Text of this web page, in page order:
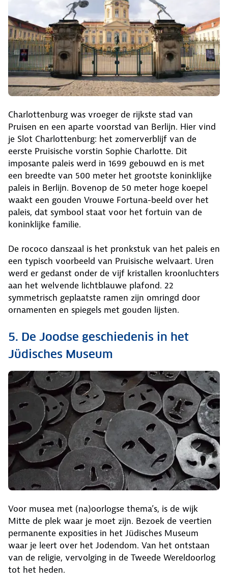
Charlottenburg was vroeger de rijkste stad van
Pruisen en een aparte voorstad van Berlijn. Hier vind
je Slot Charlottenburg: het zomerverblijf van de
eerste Pruisische vorstin Sophie Charlotte. Dit
imposante paleis werd in 1699 gebouwd en is met
een breedte van 500 meter het grootste koninklijke
paleis in Berlijn. Bovenop de 50 meter hoge koepel
waakt een gouden Vrouwe Fortuna-beeld over het
paleis, dat symbool staat voor het fortuin van de
koninklijke familie.
De rococo danszaal is het pronkstuk van het paleis en
een typisch voorbeeld van Pruisische welvaart. Uren
werd er gedanst onder de vijf kristallen kroonluchters
aan het welvende lichtblauwe plafond. 22
symmetrisch geplaatste ramen zijn omringd door
ornamenten en spiegels met gouden lijsten.
5. De Joodse geschiedenis in het
Jüdisches Museum
Voor musea met (na)oorlogse thema’s, is de wijk
Mitte de plek waar je moet zijn. Bezoek de veertien
permanente exposities in het Jüdisches Museum
waar je leert over het Jodendom. Van het ontstaan
van de religie, vervolging in de Tweede Wereldoorlog
tot het heden.